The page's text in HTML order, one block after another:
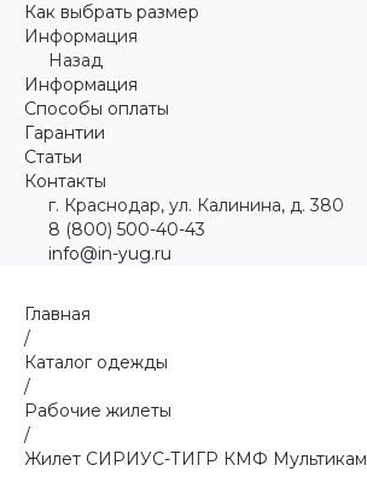
Как выбрать размер
Информация
Назад
Информация
Способы оплаты
Гарантии
Статьи
Контакты
г. Краснодар, ул. Калинина, д. 380
8 (800) 500-40-43
info@in-yug.ru
Главная
/
Каталог одежды
/
Рабочие жилеты
/
Жилет СИРИУС-ТИГР КМФ Мультикам